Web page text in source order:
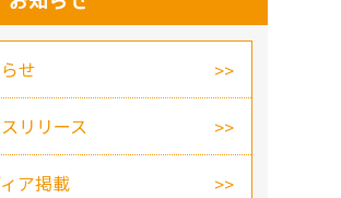
せ
リリース
ア掲載